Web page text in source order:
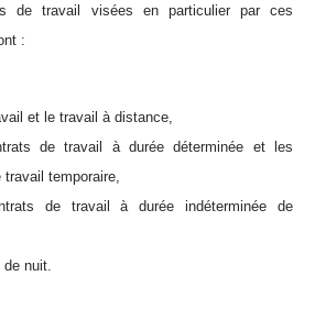
de travail visées en particulier par ces
:
et le travail à distance,
de travail à durée déterminée et les
travail temporaire,
de travail à durée indéterminée de
de nuit.